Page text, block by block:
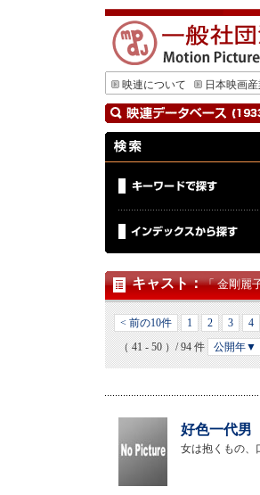
映連について 日本映画
キャスト：「 金剛麗
< 前の10件 1 2 3 4
（ 41 - 50 ）/ 94 件
公開年▼
好色一代男
女は抱くもの、